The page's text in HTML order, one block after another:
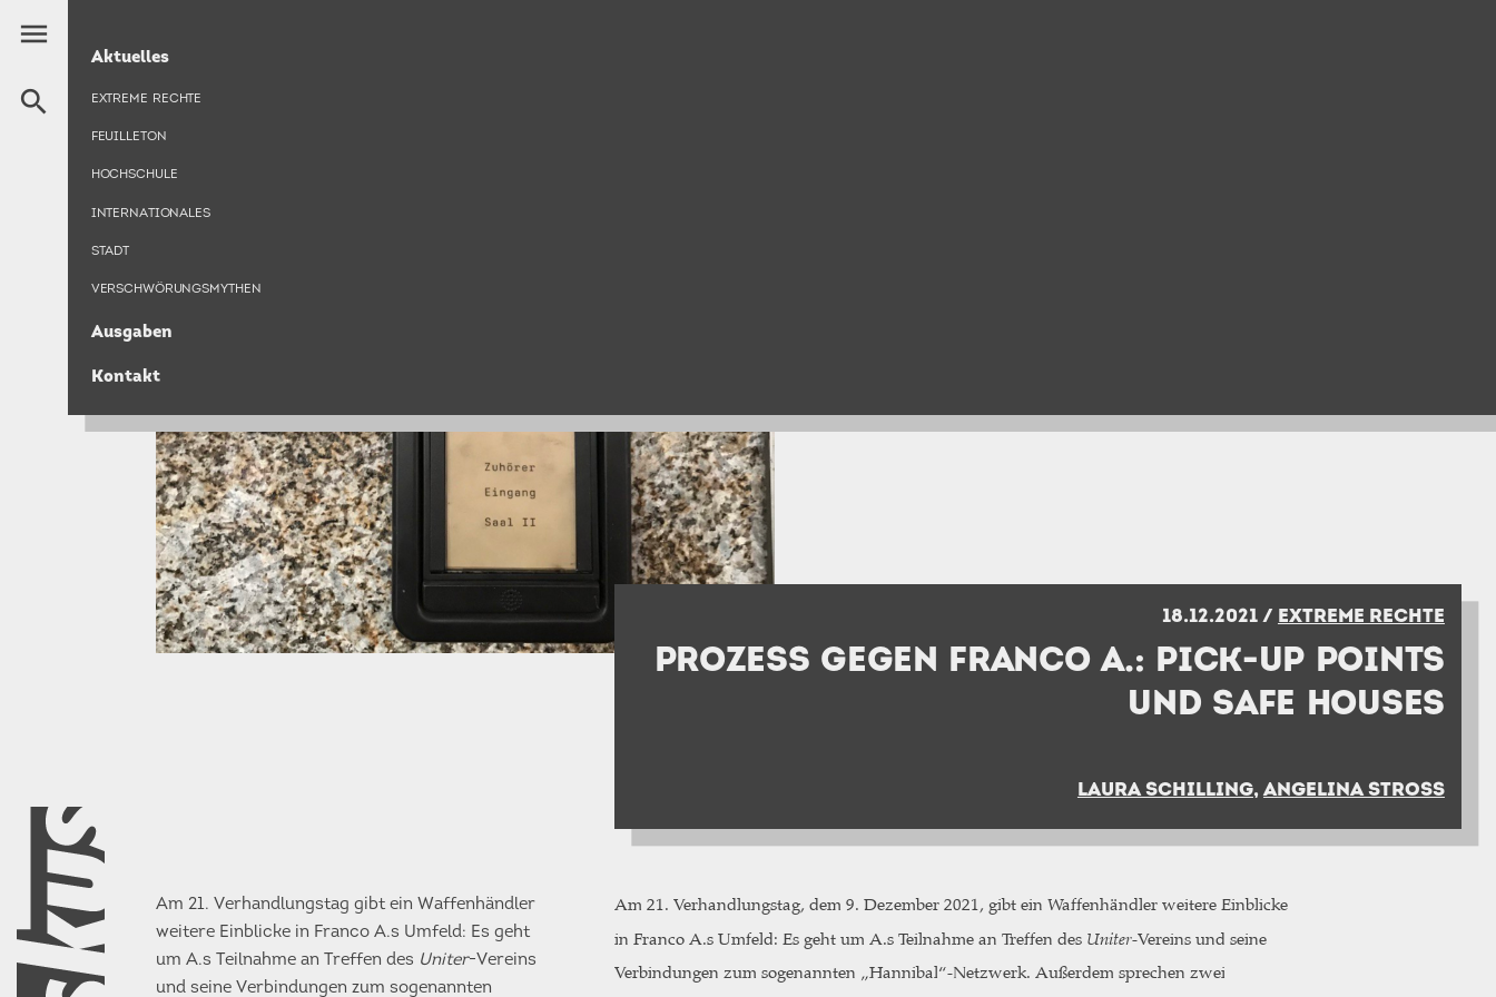
zummenu HAUPTNAVIGATION
Aktuelles
EXTREME RECHTE
FEUILLETON
HOCHSCHULE
INTERNATIONALES
STADT
VERSCHWÖRUNGSMYTHEN
Ausgaben
Kontakt
search
18.12.2021 / EXTREME RECHTE
PROZESS GEGEN FRANCO A.: PICK-UP POINTS
UND SAFE HOUSES
LAURA SCHILLING, ANGELINA STROSS
Am 21. Verhandlungstag gibt ein Waffenhändler
weitere Einblicke in Franco A.s Umfeld: Es geht
um A.s Teilnahme an Treffen des Uniter-Vereins
und seine Verbindungen zum sogenannten
Am 21. Verhandlungstag, dem 9. Dezember 2021, gibt ein Waffenhändler weitere Einblicke
in Franco A.s Umfeld: Es geht um A.s Teilnahme an Treffen des Uniter-Vereins und seine
Verbindungen zum sogenannten „Hannibal“-Netzwerk. Außerdem sprechen zwei